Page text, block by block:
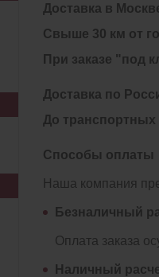
Доставка в
Свыше 30 км от
При заказе "под
Доставка по
До транспортных
Способы оплаты
Наша компания
Безналичный
Оплата заказа
Наличный